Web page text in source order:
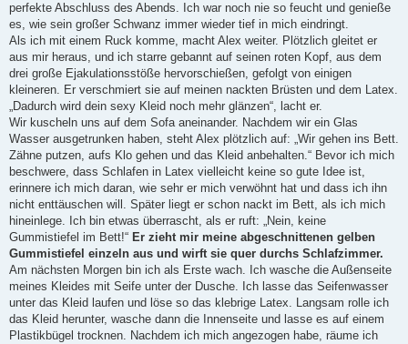
perfekte Abschluss des Abends. Ich war noch nie so feucht und genieße
es, wie sein großer Schwanz immer wieder tief in mich eindringt.
Als ich mit einem Ruck komme, macht Alex weiter. Plötzlich gleitet er
aus mir heraus, und ich starre gebannt auf seinen roten Kopf, aus dem
drei große Ejakulationsstöße hervorschießen, gefolgt von einigen
kleineren. Er verschmiert sie auf meinen nackten Brüsten und dem Latex.
„Dadurch wird dein sexy Kleid noch mehr glänzen“, lacht er.
Wir kuscheln uns auf dem Sofa aneinander. Nachdem wir ein Glas
Wasser ausgetrunken haben, steht Alex plötzlich auf: „Wir gehen ins Bett.
Zähne putzen, aufs Klo gehen und das Kleid anbehalten.“ Bevor ich mich
beschwere, dass Schlafen in Latex vielleicht keine so gute Idee ist,
erinnere ich mich daran, wie sehr er mich verwöhnt hat und dass ich ihn
nicht enttäuschen will. Später liegt er schon nackt im Bett, als ich mich
hineinlege. Ich bin etwas überrascht, als er ruft: „Nein, keine
Gummistiefel im Bett!“ Er zieht mir meine abgeschnittenen gelben
Gummistiefel einzeln aus und wirft sie quer durchs Schlafzimmer.
Am nächsten Morgen bin ich als Erste wach. Ich wasche die Außenseite
meines Kleides mit Seife unter der Dusche. Ich lasse das Seifenwasser
unter das Kleid laufen und löse so das klebrige Latex. Langsam rolle ich
das Kleid herunter, wasche dann die Innenseite und lasse es auf einem
Plastikbügel trocknen. Nachdem ich mich angezogen habe, räume ich